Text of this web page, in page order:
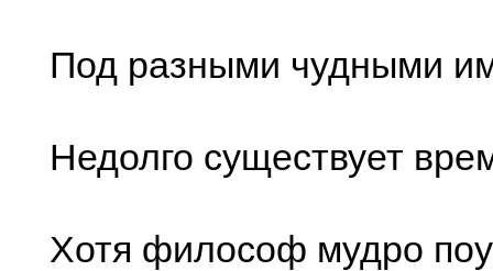
Под разными чудными
Недолго существует
Хотя философ мудро